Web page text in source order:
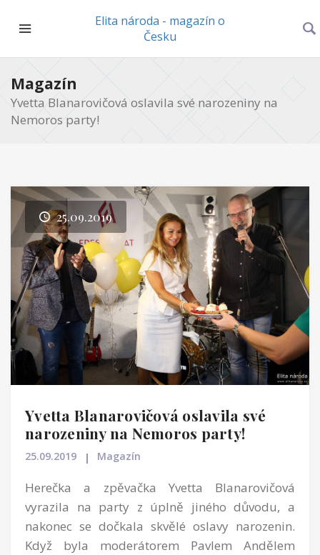
Elita národa - magazín o
Česku
Magazín
Yvetta Blanarovičová oslavila své narozeniny na
Nemoros party!
25.09.2019
Yvetta Blanarovičová oslavila své
narozeniny na Nemoros party!
25.09.2019 Magazín
Herečka a zpěvačka Yvetta Blanarovičová
vyrazila na party z úplně jiného důvodu, a
nakonec se dočkala skvělé oslavy narozenin.
Když byla moderátorem Pavlem Andělem